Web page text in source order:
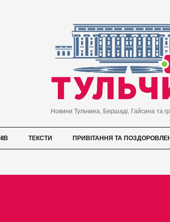
Новини Тульчина, Бершаді, Гайсина та
ТЕКСТИ ПРИВІТАННЯ ТА